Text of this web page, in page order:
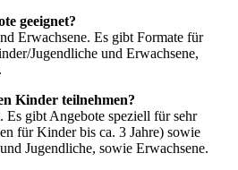
geeignet?
Erwachsene. Es gibt Formate für
Jugendliche und Erwachsene,
Kinder teilnehmen?
Es gibt Angebote speziell für sehr
für Kinder bis ca. 3 Jahre) sowie
Jugendliche, sowie Erwachsene.